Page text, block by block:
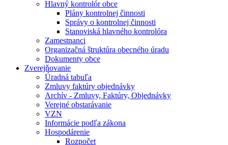
Hlavný kontrolór obce
Plány kontrolnej činnosti
Správy o kontrolnej činnosti
Stanoviská hlavného kontrolóra
Zamestnanci
Organizačná štruktúra obecného úradu
Dokumenty obce
Zverejňovanie
Úradná tabuľa
Zmluvy faktúry objednávky
Archív - Zmluvy, Faktúry, Objednávky
Verejné obstarávanie
VZN
Informácie podľa zákona
Hospodárenie
Rozpočet